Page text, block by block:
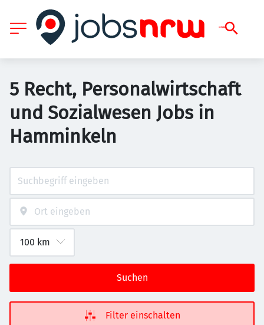
5 Recht, Personalwirtschaft
und Sozialwesen Jobs in
Hamminkeln
Suchen
Filter einschalten